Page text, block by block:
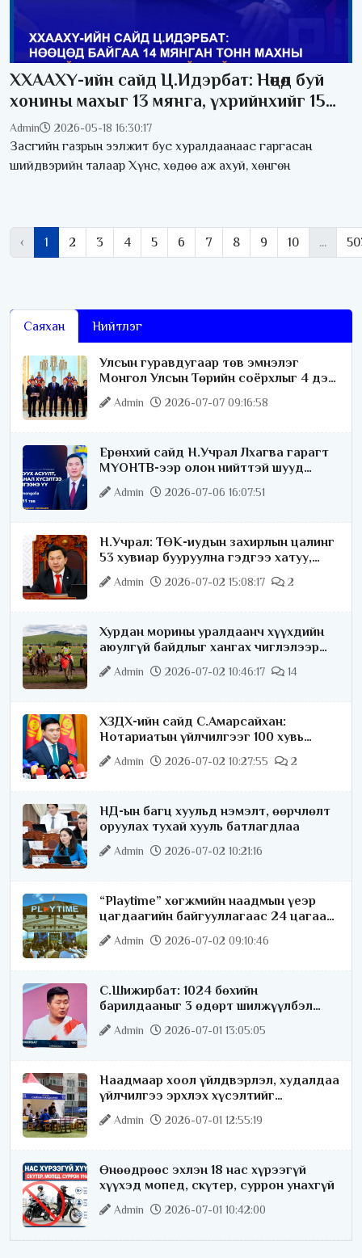
ХХААХҮ-ийн сайд Ц.Идэрбат: Нөөцөд буй
хонины махыг 13 мянга, үхрийнхийг 15
мянган төгрөгөөр худалдана
Admin 2026-05-18 16:30:17
Засгийн газрын ээлжит бус хуралдаанаас гаргасан
шийдвэрийн талаар Хүнс, хөдөө аж ахуй, хөнгөн
‹ 1 2 3 4 5 6 7 8 9 10 ...
Саяхан Нийтлэг
Улсын гуравдугаар төв эмнэлэг
Монгол Улсын Төрийн соёрхлыг 4 дэх
удаагаа хүртлээ
Admin 2026-07-07 09:16:58
Ерөнхий сайд Н.Учрал Лхагва гарагт
МҮОНТВ-ээр олон нийттэй шууд
ярилцана
Admin 2026-07-06 16:07:51
Н.Учрал: ТӨК-иудын захирлын цалинг
53 хувиар бууруулна гэдгээ хатуу,
хариуцлагатайгаар хэлье
Admin 2026-07-02 15:08:17 2
Хурдан морины уралдаанч хүүхдийн
аюулгүй байдлыг хангах чиглэлээр
ажиллаж байна
Admin 2026-07-02 10:46:17 14
ХЗДХ-ийн сайд С.Амарсайхан:
Нотариатын үйлчилгээг 100 хувь
цахимжуулна
Admin 2026-07-02 10:27:55 2
НД-ын багц хуульд нэмэлт, өөрчлөлт
оруулах тухай хууль батлагдлаа
Admin 2026-07-02 10:21:16
“Playtime” хөгжмийн наадмын үеэр
цагдаагийн байгууллагаас 24 цагаар
хяналт тавина
Admin 2026-07-02 09:10:46
С.Шижирбат: 1024 бөхийн
барилдааныг 3 өдөрт шилжүүлбэл
найраа тун нарийн явагдана
Admin 2026-07-01 13:05:05
Наадмаар хоол үйлдвэрлэл, худалдаа
үйлчилгээ эрхлэх хүсэлтийг
license.mn сайтаар авч байна
Admin 2026-07-01 12:55:19
Өнөөдрөөс эхлэн 18 нас хүрээгүй
хүүхэд мопед, скүтер, суррон унахгүй
Admin 2026-07-01 10:42:00